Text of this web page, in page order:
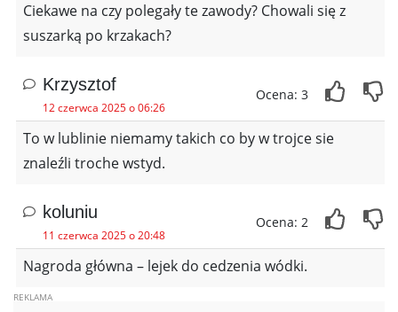
Ciekawe na czy polegały te zawody? Chowali się z
suszarką po krzakach?
Krzysztof
12 czerwca 2025 o 06:26
Ocena: 3
To w lublinie niemamy takich co by w trojce sie
znaleźli troche wstyd.
koluniu
11 czerwca 2025 o 20:48
Ocena: 2
Nagroda główna – lejek do cedzenia wódki.